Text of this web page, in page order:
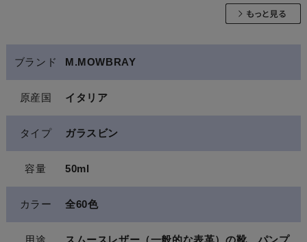
ブランド M.MOWBRAY
原産国 イタリア
タイプ ガラスビン
容量 50ml
カラー 全60色
用途
スムースレザー（一般的な表革）の靴、パンプ